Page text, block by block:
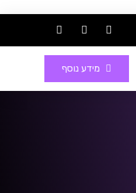
מידע נוסף